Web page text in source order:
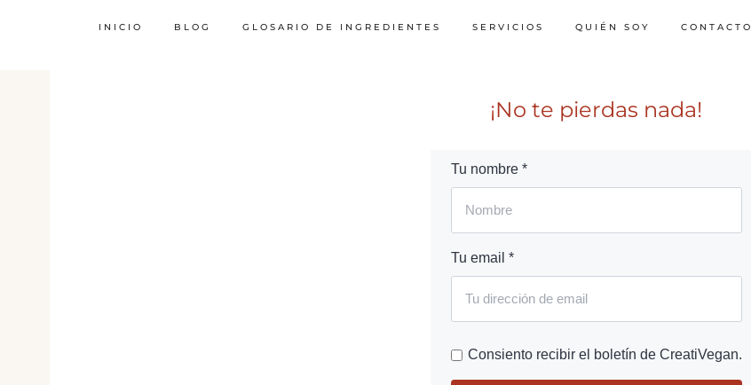
INICIO BLOG GLOSARIO DE INGREDIENTES SERVICIOS QUIÉN SOY CONTACTO
¡No te pierdas nada!
Tu nombre *
Tu email *
Consiento recibir el boletín de CreatiVegan.